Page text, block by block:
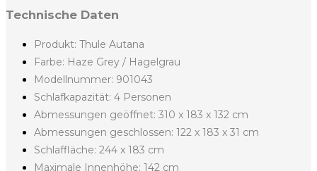
Technische Daten
Produkt: Thule Autana
Farbe: Haze Grey / Hagelgrau
Modellnummer: 901043
Schlafkapazität: 4 Personen
Abmessungen geöffnet: 310 x 183 x 132 cm
Abmessungen geschlossen: 122 x 183 x 31 cm
Schlaffläche: 244 x 183 cm
Maximale Innenhöhe: 142 cm